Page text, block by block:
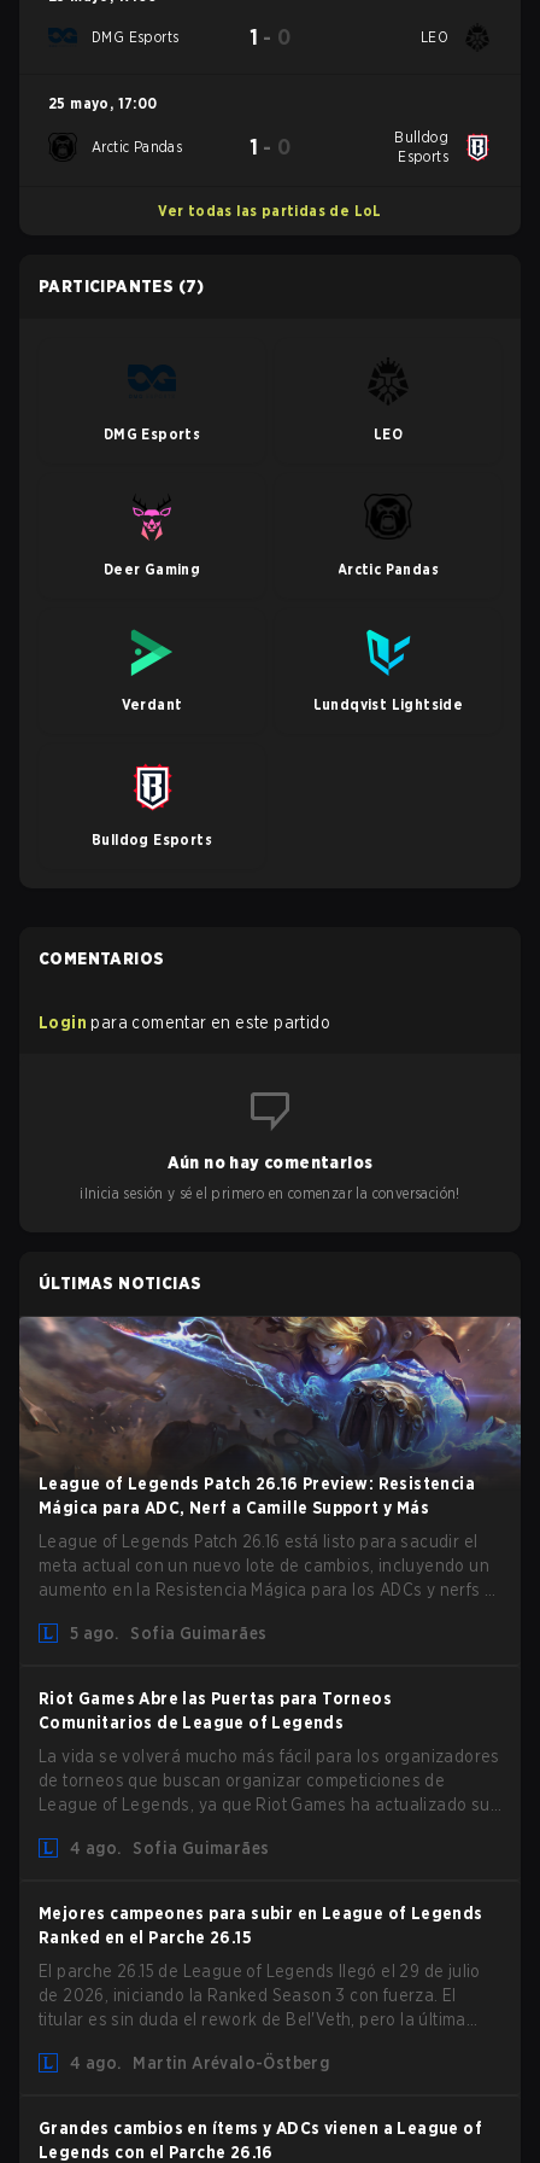
DMG Esports 1 - 0 LEO
25 mayo , 17:00
Arctic Pandas 1 - 0
Bulldog
Esports
Ver todas las partidas de LoL
PARTICIPANTES (7)
DMG Esports LEO
Deer Gaming Arctic Pandas
Verdant Lundqvist Lightside
Bulldog Esports
COMENTARIOS
Login para comentar en este partido
Aún no hay comentarios
¡Inicia sesión y sé el primero en comenzar la conversación!
ÚLTIMAS NOTICIAS
League of Legends Patch 26.16 Preview: Resistencia
Mágica para ADC, Nerf a Camille Support y Más
League of Legends Patch 26.16 está listo para sacudir el
meta actual con un nuevo lote de cambios, incluyendo un
aumento en la Resistencia Mágica para los ADCs y nerfs a
5 ago.
Sofia Guimarães
Riot Games Abre las Puertas para Torneos
Comunitarios de League of Legends
La vida se volverá mucho más fácil para los organizadores
de torneos que buscan organizar competiciones de
League of Legends, ya que Riot Games ha actualizado sus
eliminan varias restricciones obsoletas.
4 ago. Sofia Guimarães
Mejores campeones para subir en League of Legends
Ranked en el Parche 26.15
El parche 26.15 de League of Legends llegó el 29 de julio
de 2026, iniciando la Ranked Season 3 con fuerza. El
titular es sin duda el rework de Bel'Veth, pero la última
necesarios a picks que estaban overperforming. Con un
4 ago. Martin Arévalo-Östberg
Grandes cambios en ítems y ADCs vienen a League of
Legends con el Parche 26.16